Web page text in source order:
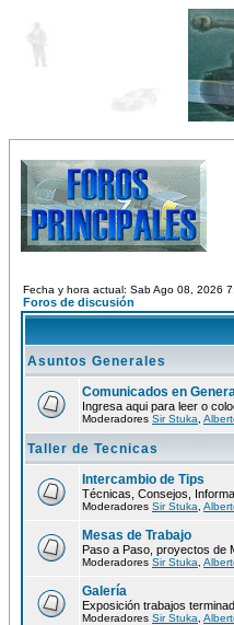
Fecha y hora actual: Sab Ago 08, 2026
Foros de discusión
Asuntos Generales
Comunicados en
Ingresa aqui para leer o
Moderadores Sir Stuka
Taller de Tecnicas
Intercambio de Tips
Técnicas, Consejos,
Moderadores Sir Stuka
Mesas de Trabajo
Paso a Paso, proyectos de
Moderadores Sir Stuka
Galería
Exposición trabajos
Moderadores Sir Stuka